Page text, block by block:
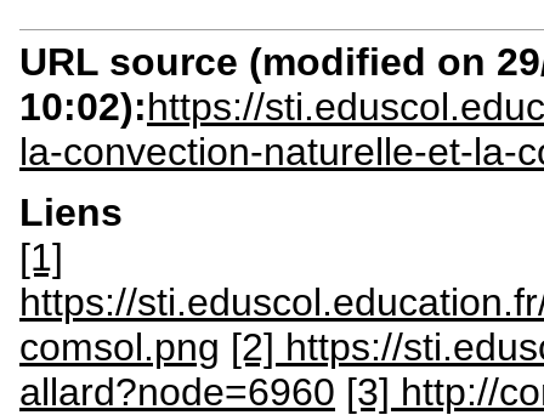
URL source (modified on
10:02):https://
la-convection-naturelle-et-la-
Liens
[1]
https://
comsol.png [2] https://
allard?node=6960 [3] http://